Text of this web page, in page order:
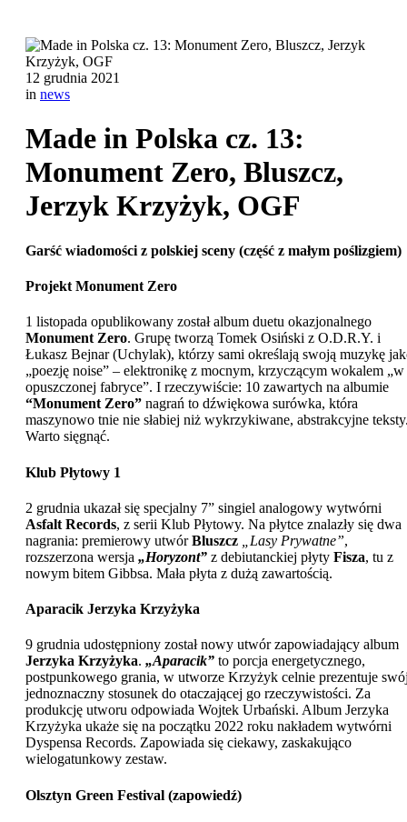
12 grudnia 2021
in news
Made in Polska cz. 13:
Monument Zero, Bluszcz,
Jerzyk Krzyżyk, OGF
Garść wiadomości z polskiej sceny (część z małym poślizgiem)
Projekt Monument Zero
1 listopada opublikowany został album duetu okazjonalnego
Monument Zero. Grupę tworzą Tomek Osiński z O.D.R.Y. i
Łukasz Bejnar (Uchylak), którzy sami określają swoją muzykę
„poezję noise” – elektronikę z mocnym, krzyczącym wokalem „w
opuszczonej fabryce”. I rzeczywiście: 10 zawartych na albumie
“Monument Zero” nagrań to dźwiękowa surówka, która
maszynowo tnie nie słabiej niż wykrzykiwane, abstrakcyjne
Warto sięgnąć.
Klub Płytowy 1
2 grudnia ukazał się specjalny 7” singiel analogowy wytwórni
Asfalt Records, z serii Klub Płytowy. Na płytce znalazły się dwa
nagrania: premierowy utwórBluszcz „Lasy Prywatne”,
rozszerzona wersja „Horyzont” z debiutanckiej płyty Fisza, tu z
nowym bitem Gibbsa. Mała płyta z dużą zawartością.
Aparacik Jerzyka Krzyżyka
9 grudnia udostępniony został nowy utwór zapowiadający album
Jerzyka Krzyżyka. „Aparacik” to porcja energetycznego,
postpunkowego grania, w utworze Krzyżyk celnie prezentuje
jednoznaczny stosunek do otaczającej go rzeczywistości. Za
produkcję utworu odpowiada Wojtek Urbański. Album Jerzyka
Krzyżyka ukaże się na początku 2022 roku nakładem wytwórni
Dyspensa Records. Zapowiada się ciekawy, zaskakująco
wielogatunkowy zestaw.
Olsztyn Green Festival (zapowiedź)